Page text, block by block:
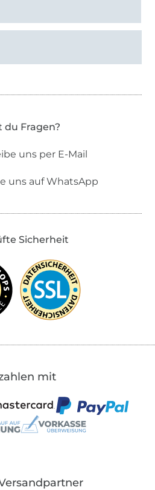
du Fragen?
uns per E-Mail
uns auf WhatsApp
Sicherheit
mit